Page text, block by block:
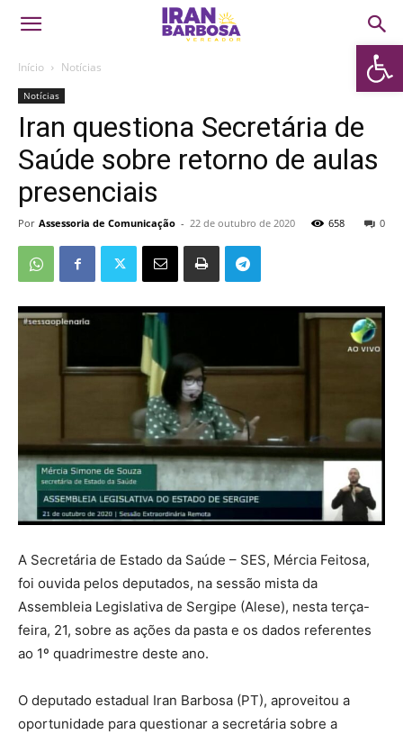
Abrir
Início Notícias
Notícias
Iran questiona Secretária de
Saúde sobre retorno de aulas
presenciais
Por Assessoria de Comunicação - 22 de outubro de 2020 0
658
A Secretária de Estado da Saúde – SES, Mércia Feitosa,
foi ouvida pelos deputados, na sessão mista da
Assembleia Legislativa de Sergipe (Alese), nesta terça-
feira, 21, sobre as ações da pasta e os dados referentes
ao 1º quadrimestre deste ano.
O deputado estadual Iran Barbosa (PT), aproveitou a
oportunidade para questionar a secretária sobre a